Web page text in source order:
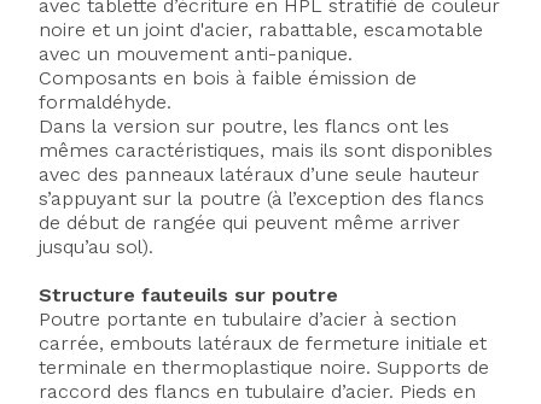
avec tablette d’écriture en HPL stratifié de couleur
noire et un joint d'acier, rabattable, escamotable
avec un mouvement anti-panique.
Composants en bois à faible émission de
formaldéhyde.
Dans la version sur poutre, les flancs ont les
mêmes caractéristiques, mais ils sont disponibles
avec des panneaux latéraux d’une seule hauteur
s’appuyant sur la poutre (à l’exception des flancs
de début de rangée qui peuvent même arriver
jusqu’au sol).
Structure fauteuils sur poutre
Poutre portante en tubulaire d’acier à section
carrée, embouts latéraux de fermeture initiale et
terminale en thermoplastique noire. Supports de
raccord des flancs en tubulaire d’acier. Pieds en